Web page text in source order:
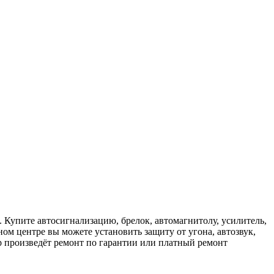
автосигнализацию, брелок, автомагнитолу, усилитель,
центре вы можете установить защиту от угона, автозвук,
ремонт по гарантии или платный ремонт